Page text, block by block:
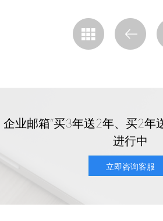
企业邮箱“买3年送2年、买2年
进行中
立即咨询客服